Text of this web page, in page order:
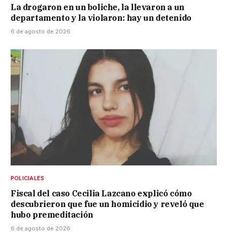
La drogaron en un boliche, la llevaron a un
departamento y la violaron: hay un detenido
6 de agosto de 2026
POLICIALES
Fiscal del caso Cecilia Lazcano explicó cómo
descubrieron que fue un homicidio y reveló que
hubo premeditación
6 de agosto de 2026